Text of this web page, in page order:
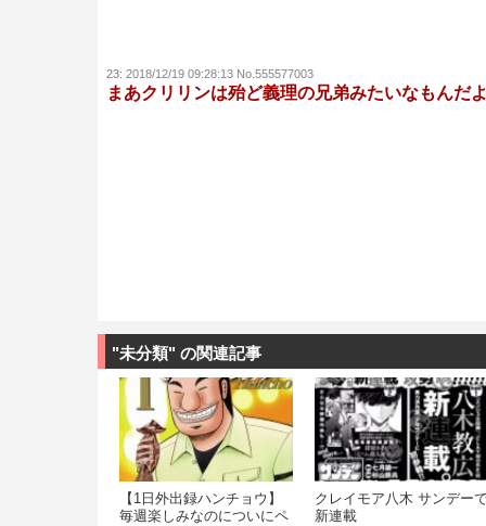
23: 2018/12/19 09:28:13 No.555577003
まあクリリンは殆ど義理の兄弟みたいなもんだ
"未分類" の関連記事
【1日外出録ハンチョウ】
毎週楽しみなのについにペ
クレイモア八木 サンデー
新連載